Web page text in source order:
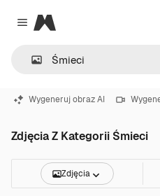
Close menu
Magnific
Wygeneruj obraz AI
Zdjęcia Z Kategorii Śmieci
Zdjęcia